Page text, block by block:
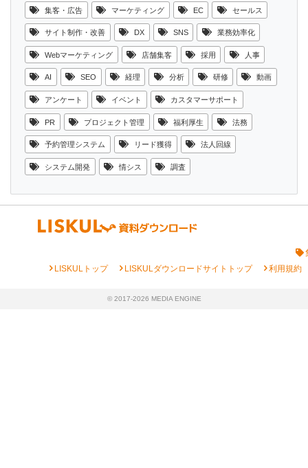
集客・広告 マーケティング EC セールス
サイト制作・改善 DX SNS 業務効率化
Webマーケティング 店舗集客 採用 人事
AI SEO 経理 分析 研修 動画
アンケート イベント カスタマーサポート
PR プロジェクト管理 福利厚生 法務
予約管理システム リード獲得 法人回線
システム開発 情シス 調査
chevron_rightLISKULトップ chevron_rightLISKULダウンロードサイトトップ chevron_right利用規約
© 2017-2026 MEDIA ENGINE